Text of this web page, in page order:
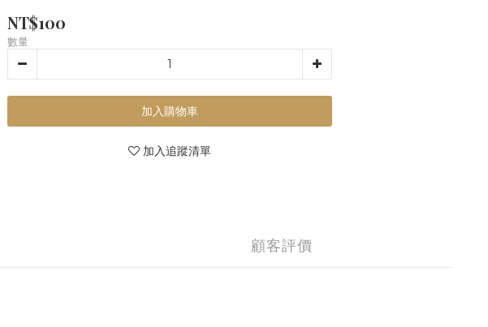
NT$100
數量
加入購物車
加入追蹤清單
顧客評價